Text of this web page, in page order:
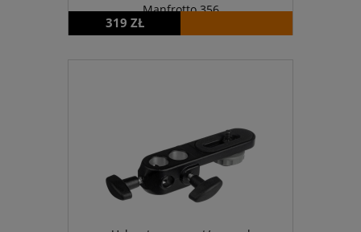
Manfrotto 356
319 ZŁ